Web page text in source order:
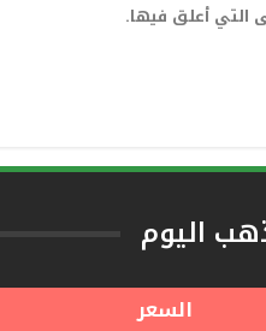
التي أعلق فيها.
اليوم
السعر